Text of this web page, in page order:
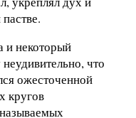
и некоторый
что
ожесточенной
кругов